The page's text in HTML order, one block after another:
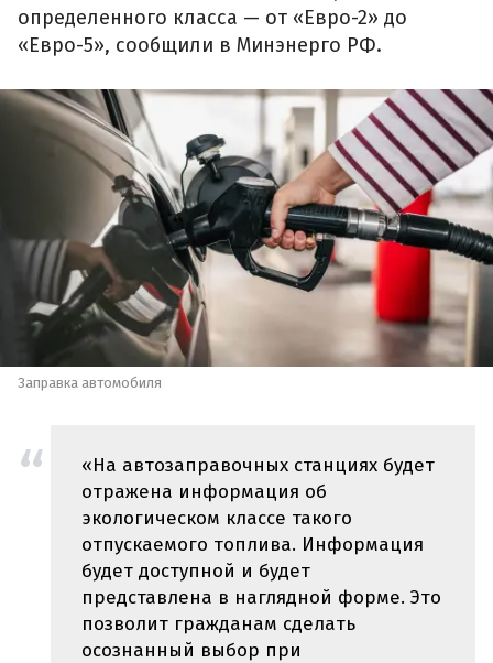
определенного класса — от «Евро-2» до
«Евро-5», сообщили в Минэнерго РФ.
Заправка автомобиля
«На автозаправочных станциях будет
отражена информация об
экологическом классе такого
отпускаемого топлива. Информация
будет доступной и будет
представлена в наглядной форме. Это
позволит гражданам сделать
осознанный выбор при